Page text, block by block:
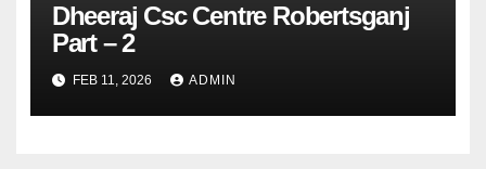
Dheeraj Csc Centre Robertsganj
Part – 2
FEB 11, 2026 ADMIN